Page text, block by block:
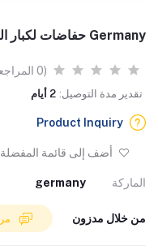
Germany حفاضات لكبار السن 18 قطعة مقاس small
(0 المراجعات)
تقدير مدة التوصيل: 2 أيام
Product Inquiry
أضف إلى قائمة المفضلة
الماركة germany
من خلال مدزون